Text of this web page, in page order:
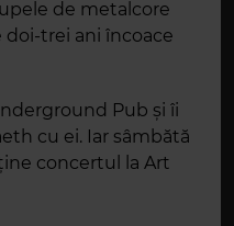
de metalcore
doi-trei ani încoace
Pub și îi
cu ei. Iar sâmbătă
concertul la Art